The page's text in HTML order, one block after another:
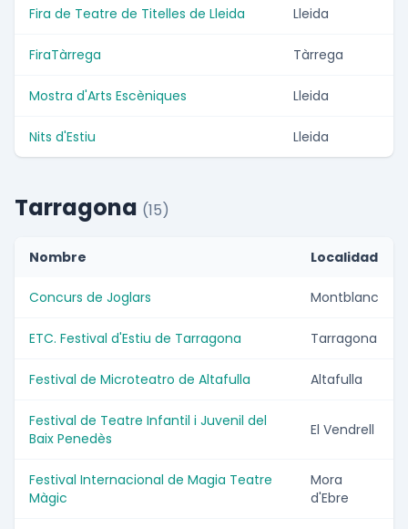
Fira de Teatre de Titelles de Lleida Lleida
FiraTàrrega Tàrrega
Mostra d'Arts Escèniques Lleida
Nits d'Estiu Lleida
Tarragona (15)
Nombre Localidad
Concurs de Joglars Montblanc
ETC. Festival d'Estiu de Tarragona Tarragona
Festival de Microteatro de Altafulla Altafulla
Festival de Teatre Infantil i Juvenil del
Baix Penedès
El Vendrell
Festival Internacional de Magia Teatre
Màgic
Mora
d'Ebre